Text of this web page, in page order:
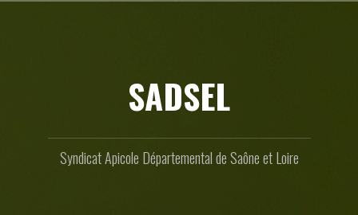
SADSEL
Syndicat Apicole Départemental de Saône et Loire